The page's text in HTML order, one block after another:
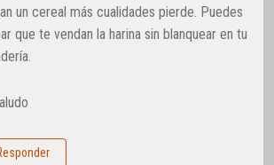
un cereal más cualidades pierde. Puedes
que te vendan la harina sin blanquear en tu